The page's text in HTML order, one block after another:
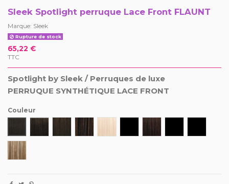
Sleek Spotlight perruque Lace Front FLAUNT
Marque: Sleek
Rupture de stock
65,22 €
TTC
Spotlight by Sleek / Perruques de luxe
PERRUQUE SYNTHÉTIQUE LACE FRONT
Couleur
1B F1B/P30
F12/16/613